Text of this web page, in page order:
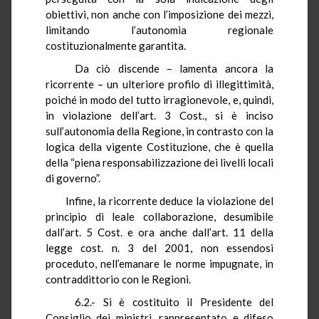
obiettivi, non anche con l’imposizione dei mezzi,
limitando l’autonomia regionale
costituzionalmente garantita.
Da ciò discende – lamenta ancora la
ricorrente – un ulteriore profilo di illegittimità,
poiché in modo del tutto irragionevole, e, quindi,
in violazione dell’art. 3 Cost., si è inciso
sull’autonomia della Regione, in contrasto con la
logica della vigente Costituzione, che è quella
della “piena responsabilizzazione dei livelli locali
di governo”.
Infine, la ricorrente deduce la violazione del
principio di leale collaborazione, desumibile
dall’art. 5 Cost. e ora anche dall’art. 11 della
legge cost. n. 3 del 2001, non essendosi
proceduto, nell’emanare le norme impugnate, in
contraddittorio con le Regioni.
6.2.- Si è costituito il Presidente del